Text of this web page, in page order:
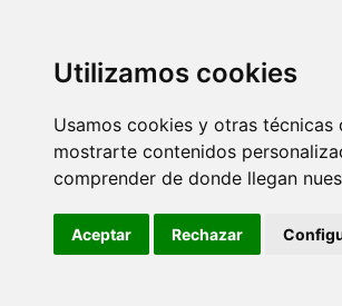
Utilizamos cookies
Usamos cookies y otras
mostrarte contenidos
comprender de donde llegan
Aceptar Rechazar